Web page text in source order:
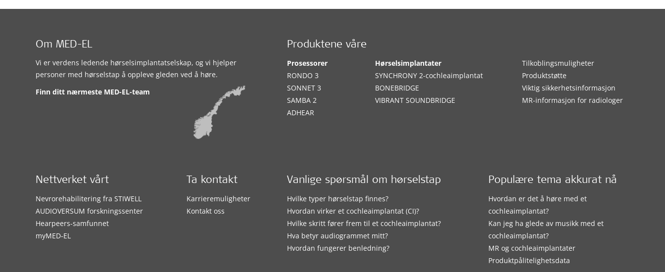
Om MED-EL
Vi er verdens ledende hørselsimplantatselskap, og vi hjelper
personer med hørselstap å oppleve gleden ved å høre.
Finn ditt nærmeste MED-EL-team
Produktene våre
Prosessorer
RONDO 3
SONNET 3
SAMBA 2
ADHEAR
Hørselsimplantater
SYNCHRONY 2-cochleaimplantat
BONEBRIDGE
VIBRANT SOUNDBRIDGE
Tilkoblingsmuligheter
Produktstøtte
Viktig sikkerhetsinformasjon
MR-informasjon for radiologer
Vanlige spørsmål om hørselstap
Hvilke typer hørselstap finnes?
Hvordan virker et cochleaimplantat (CI)?
Hvilke skritt fører frem til et cochleaimplantat?
Hva betyr audiogrammet mitt?
Hvordan fungerer benledning?
Populære tema akkurat nå
Hvordan er det å høre med et
cochleaimplantat?
Kan jeg ha glede av musikk med et
cochleaimplantat?
MR og cochleaimplantater
Produktpålitelighetsdata
Nettverket vårt
Nevrorehabilitering fra STIWELL
AUDIOVERSUM forskningssenter
Hearpeers-samfunnet
myMED‑EL
Ta kontakt
Karrieremuligheter
Kontakt oss